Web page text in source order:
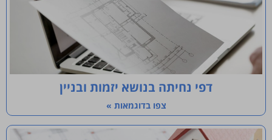
דפי נחיתה בנושא יזמות ובניין
צפו בדוגמאות »